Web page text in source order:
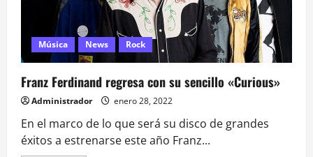
Música News Rock
Franz Ferdinand regresa con su sencillo «Curious»
Administrador enero 28, 2022
En el marco de lo que será su disco de grandes
éxitos a estrenarse este año Franz...